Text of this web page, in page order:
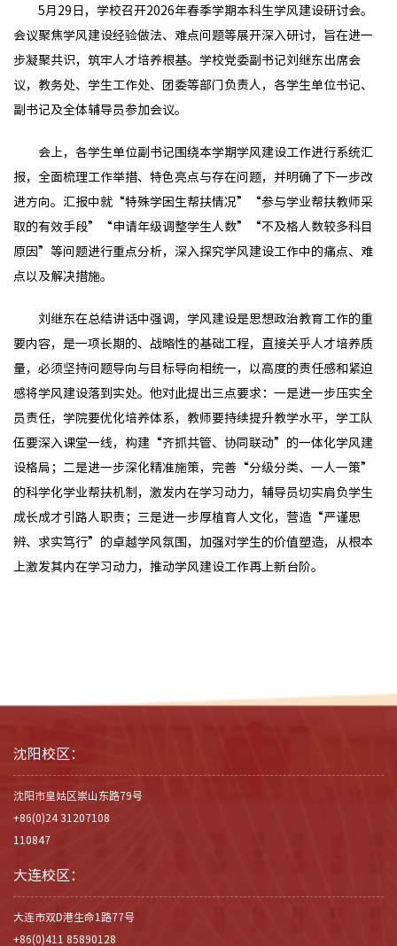
5月29日，学校召开2026年春季学期本科生学风建设研讨会。
会议聚焦学风建设经验做法、难点问题等展开深入研讨，旨在进一
步凝聚共识，筑牢人才培养根基。学校党委副书记刘继东出席会
议，教务处、学生工作处、团委等部门负责人，各学生单位书记、
副书记及全体辅导员参加会议。
会上，各学生单位副书记围绕本学期学风建设工作进行系统汇
报，全面梳理工作举措、特色亮点与存在问题，并明确了下一步改
进方向。汇报中就“特殊学困生帮扶情况”“参与学业帮扶教师采
取的有效手段”“申请年级调整学生人数”“不及格人数较多科目
原因”等问题进行重点分析，深入探究学风建设工作中的痛点、难
点以及解决措施。
刘继东在总结讲话中强调，学风建设是思想政治教育工作的重
要内容，是一项长期的、战略性的基础工程，直接关乎人才培养质
量，必须坚持问题导向与目标导向相统一，以高度的责任感和紧迫
感将学风建设落到实处。他对此提出三点要求：一是进一步压实全
员责任，学院要优化培养体系，教师要持续提升教学水平，学工队
伍要深入课堂一线，构建“齐抓共管、协同联动”的一体化学风建
设格局；二是进一步深化精准施策，完善“分级分类、一人一策”
的科学化学业帮扶机制，激发内在学习动力，辅导员切实肩负学生
成长成才引路人职责；三是进一步厚植育人文化，营造“严谨思
辨、求实笃行”的卓越学风氛围，加强对学生的价值塑造，从根本
上激发其内在学习动力，推动学风建设工作再上新台阶。
沈阳校区：
沈阳市皇姑区崇山东路79号
+86(0)24 31207108
110847
大连校区：
大连市双D港生命1路77号
+86(0)411 85890128